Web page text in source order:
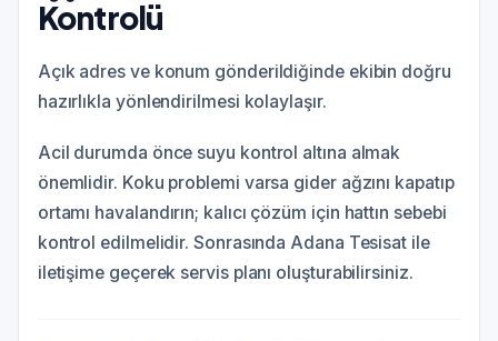
Kontrolü
Açık adres ve konum gönderildiğinde ekibin doğru
hazırlıkla yönlendirilmesi kolaylaşır.
Acil durumda önce suyu kontrol altına almak
önemlidir. Koku problemi varsa gider ağzını kapatıp
ortamı havalandırın; kalıcı çözüm için hattın sebebi
kontrol edilmelidir. Sonrasında Adana Tesisat ile
iletişime geçerek servis planı oluşturabilirsiniz.